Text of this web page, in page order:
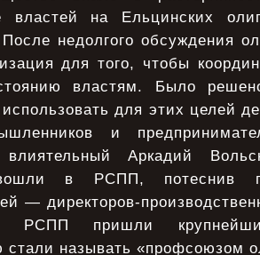
властей на Ельцинских
недолгого обсуждения
для того, чтобы
властям. Было
использовать для этих целей
и
влиятельный Аркадий
в РСПП, потеснив
— директоров-
РСПП пришли
стали называть «профсоюзом